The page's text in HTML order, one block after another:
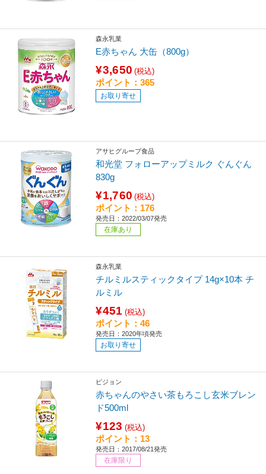
森永乳業
E赤ちゃん 大缶（800g）
¥3,650 (税込)
ポイント：365
お取り寄せ
アサヒグループ食品
和光堂 フォローアップミルク ぐんぐん
830g
¥1,760 (税込)
ポイント：176
発売日：2022/03/07発売
在庫あり
森永乳業
チルミルスティックタイプ 14g×10本 チ
ルミル
¥451 (税込)
ポイント：46
発売日：2020年頃発売
お取り寄せ
ピジョン
赤ちゃんのやさい茶もろこし玄米ブレン
ド500ml
¥123 (税込)
ポイント：13
発売日：2017/08/21発売
在庫限り